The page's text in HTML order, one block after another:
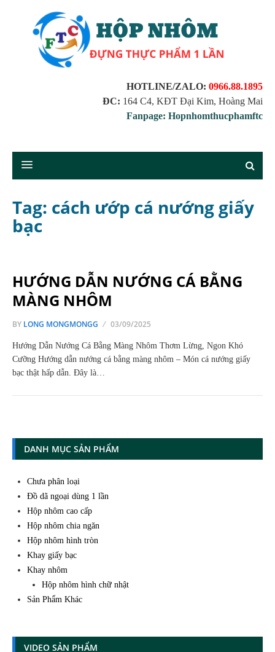
HOTLINE/ZALO: 0966.88.1895
ĐC: 164 C4, KĐT Đại Kim, Hoàng Mai
Fanpage: Hopnhomthucphamftc
Tag: cách ướp cá nướng giấy
bạc
HƯỚNG DẪN NƯỚNG CÁ BẰNG
MÀNG NHÔM
BY LONG MONGMONGG 03/09/2025
Hướng Dẫn Nướng Cá Bằng Màng Nhôm Thơm Lừng, Ngon Khó
Cưỡng Hướng dẫn nướng cá bằng màng nhôm – Món cá nướng giấy
bạc thật hấp dẫn. Đây là…
DANH MỤC SẢN PHẨM
Chưa phân loại
Đồ dã ngoại dùng 1 lần
Hộp nhôm cao cấp
Hộp nhôm chia ngăn
Hộp nhôm hình tròn
Khay giấy bạc
Khay nhôm
Hộp nhôm hình chữ nhật
Sản Phẩm Khác
VIDEO SẢN PHẨM